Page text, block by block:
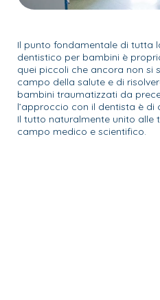
Il punto fondamentale di tutta
dentistico per bambini è
quei piccoli che ancora non si
campo della salute e di
bambini traumatizzati da
l’approccio con il dentista è
Il tutto naturalmente unito alle
campo medico e scientifico.